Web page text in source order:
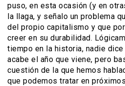
puso, en esta ocasión (y en
la llaga, y señalo un problema
del propio capitalismo y que
creer en su durabilidad.
tiempo en la historia, nadie
acabe el año que viene, pero
cuestión de la que hemos
que podemos tratar en